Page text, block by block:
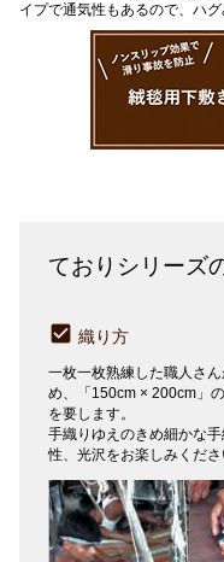
イプで通気性もあるので、ハ
ておりシリーズ
織り方
一枚一枚熟練した職人さ
め、「150cm × 200cm」
を要します。
手織りゆえのきめ細かな
性、光沢をお楽しみくださ